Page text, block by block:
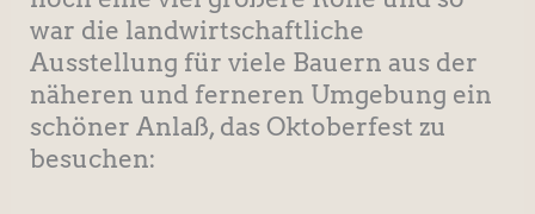
war die landwirtschaftliche
Ausstellung für viele Bauern aus der
näheren und ferneren Umgebung ein
schöner Anlaß, das Oktoberfest zu
besuchen: